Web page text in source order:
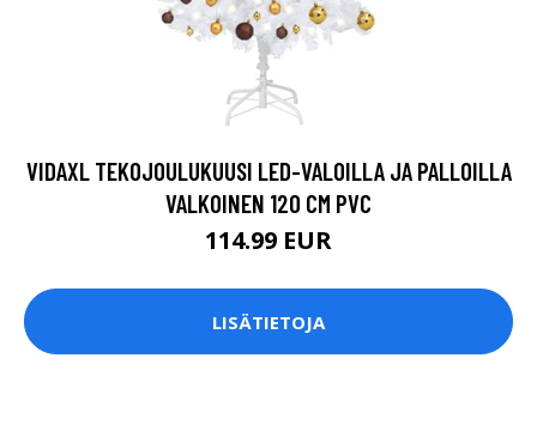
VIDAXL TEKOJOULUKUUSI LED-VALOILLA JA PALLOILLA
VALKOINEN 120 CM PVC
114.99 EUR
LISÄTIETOJA